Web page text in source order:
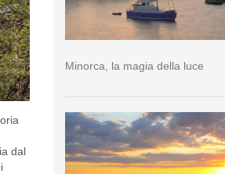
dal
Minorca, la magia della luce